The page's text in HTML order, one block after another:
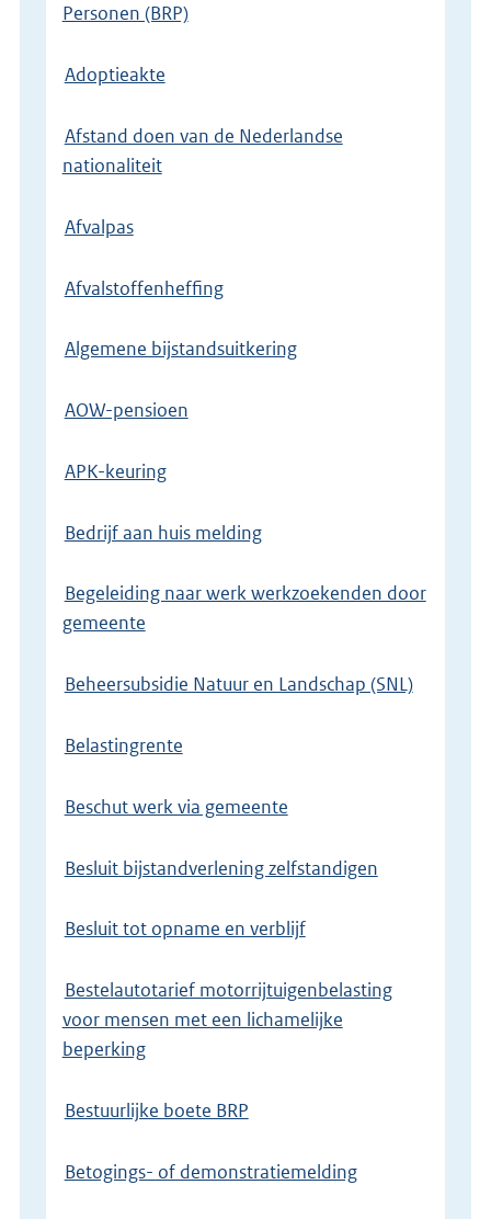
Personen (BRP)
Adoptieakte
Afstand doen van de Nederlandse
nationaliteit
Afvalpas
Afvalstoffenheffing
Algemene bijstandsuitkering
AOW-pensioen
APK-keuring
Bedrijf aan huis melding
Begeleiding naar werk werkzoekenden door
gemeente
Beheersubsidie Natuur en Landschap (SNL)
Belastingrente
Beschut werk via gemeente
Besluit bijstandverlening zelfstandigen
Besluit tot opname en verblijf
Bestelautotarief motorrijtuigenbelasting
voor mensen met een lichamelijke
beperking
Bestuurlijke boete BRP
Betogings- of demonstratiemelding